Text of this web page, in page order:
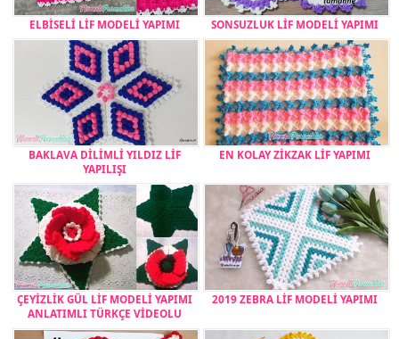
ELBİSELİ LİF MODELİ YAPIMI SONSUZLUK LİF MODELİ YAPIMI
BAKLAVA DİLİMLİ YILDIZ LİF
YAPILIŞI
EN KOLAY ZİKZAK LİF YAPIMI
ÇEYİZLİK GÜL LİF MODELİ YAPIMI
ANLATIMLI TÜRKÇE VİDEOLU
2019 ZEBRA LİF MODELİ YAPIMI